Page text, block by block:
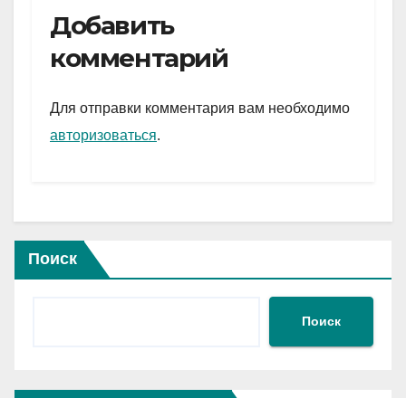
e
gr
a
m
er
s
A
p
и
Добавить
комментарий
Для отправки комментария вам необходимо
авторизоваться.
Поиск
Поиск